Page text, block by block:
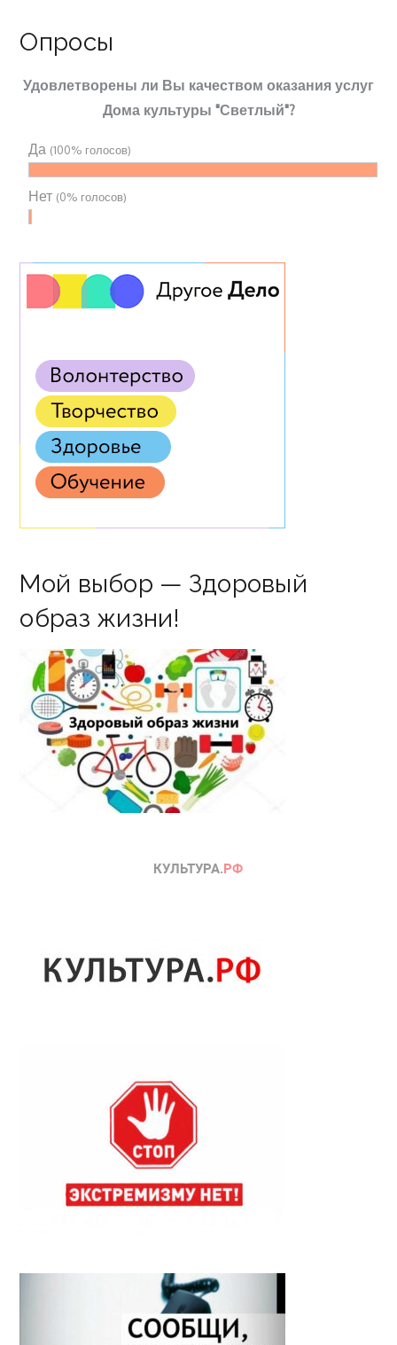
Опросы
Удовлетворены ли Вы качеством оказания услуг
Дома культуры "Светлый"?
Да (100% голосов)
Нет (0% голосов)
Мой выбор — Здоровый
образ жизни!